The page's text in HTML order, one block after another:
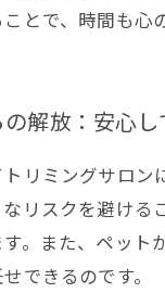
とで、時間も心
の解放：安心
リミングサロン
リスクを避け
。また、ペット
できるのです。